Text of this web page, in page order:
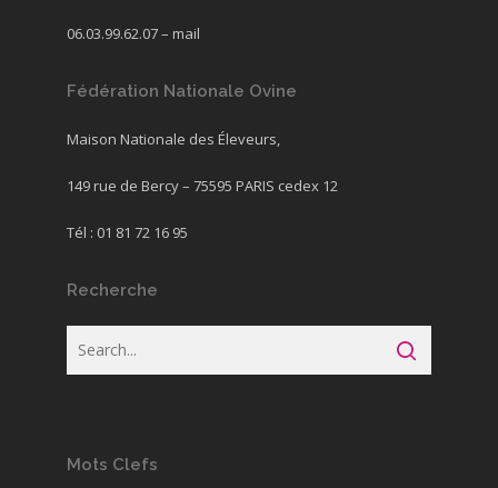
06.03.99.62.07 – mail
Fédération Nationale Ovine
Maison Nationale des Éleveurs,
149 rue de Bercy – 75595 PARIS cedex 12
Tél : 01 81 72 16 95
Recherche
Mots Clefs